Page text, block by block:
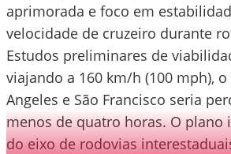
aprimorada e foco em
velocidade de cruzeiro durante
Estudos preliminares de
viajando a 160 km/h (100 mph),
Angeles e São Francisco seria
menos de quatro horas. O plano
do eixo de rodovias